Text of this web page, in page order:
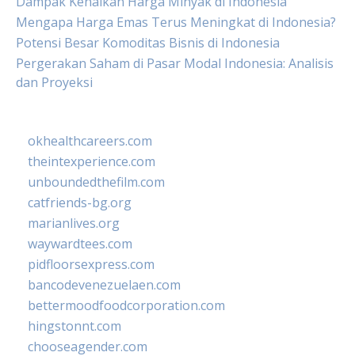
Mengapa Harga Emas Terus Meningkat di Indonesia?
Potensi Besar Komoditas Bisnis di Indonesia
Pergerakan Saham di Pasar Modal Indonesia: Analisis
dan Proyeksi
okhealthcareers.com
theintexperience.com
unboundedthefilm.com
catfriends-bg.org
marianlives.org
waywardtees.com
pidfloorsexpress.com
bancodevenezuelaen.com
bettermoodfoodcorporation.com
hingstonnt.com
chooseagender.com